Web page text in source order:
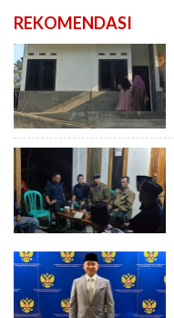
REKOMENDASI